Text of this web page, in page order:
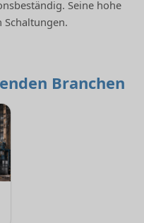
Seine hohe
Branchen